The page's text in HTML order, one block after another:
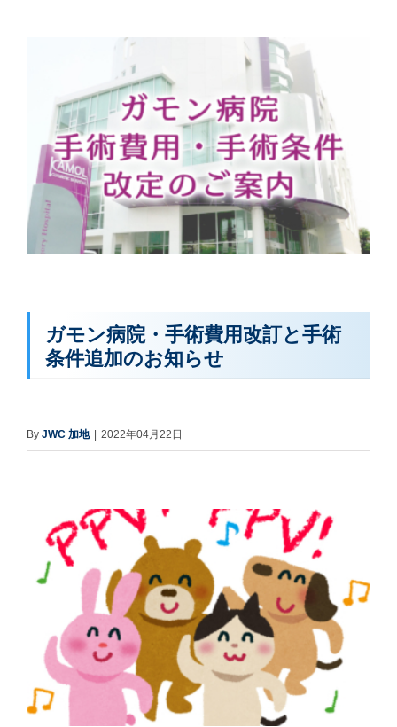
ガモン病院・手術費用改訂と手術
条件追加のお知らせ
By JWC 加地 | 2022年04月22日